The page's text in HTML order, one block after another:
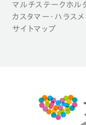
マルチステークホル
カスタマー・ハラス
サイトマップ